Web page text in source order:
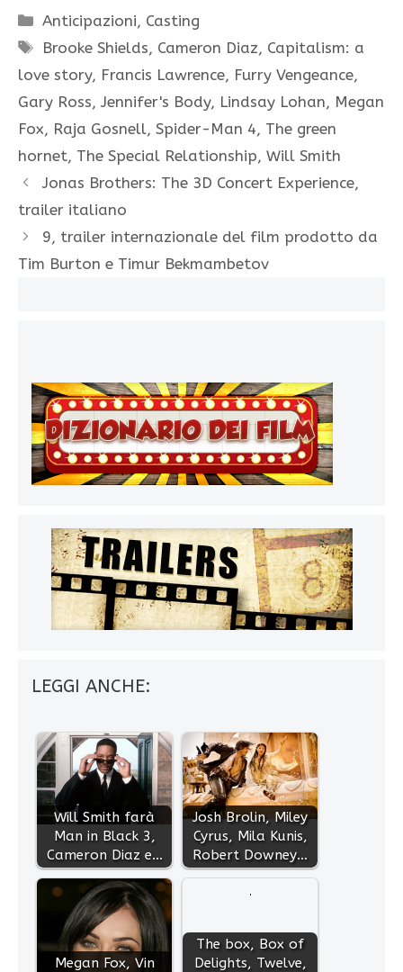
Categorie
Anticipazioni, Casting
Tag
Brooke Shields, Cameron Diaz, Capitalism: a
love story, Francis Lawrence, Furry Vengeance,
Gary Ross, Jennifer's Body, Lindsay Lohan, Megan
Fox, Raja Gosnell, Spider-Man 4, The green
hornet, The Special Relationship, Will Smith
Jonas Brothers: The 3D Concert Experience,
trailer italiano
9, trailer internazionale del film prodotto da
Tim Burton e Timur Bekmambetov
LEGGI ANCHE:
Will Smith farà
Man in Black 3,
Cameron Diaz e…
Josh Brolin, Miley
Cyrus, Mila Kunis,
Robert Downey…
Megan Fox, Vin
The box, Box of
Delights, Twelve,